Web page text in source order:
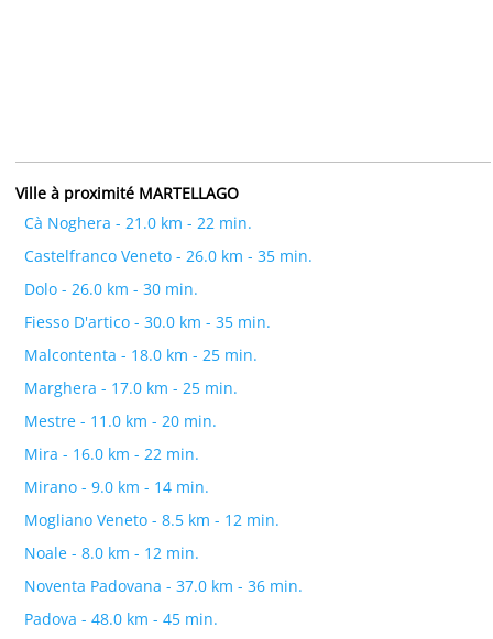
Ville à proximité MARTELLAGO
Cà Noghera - 21.0 km - 22 min.
Castelfranco Veneto - 26.0 km - 35 min.
Dolo - 26.0 km - 30 min.
Fiesso D'artico - 30.0 km - 35 min.
Malcontenta - 18.0 km - 25 min.
Marghera - 17.0 km - 25 min.
Mestre - 11.0 km - 20 min.
Mira - 16.0 km - 22 min.
Mirano - 9.0 km - 14 min.
Mogliano Veneto - 8.5 km - 12 min.
Noale - 8.0 km - 12 min.
Noventa Padovana - 37.0 km - 36 min.
Padova - 48.0 km - 45 min.